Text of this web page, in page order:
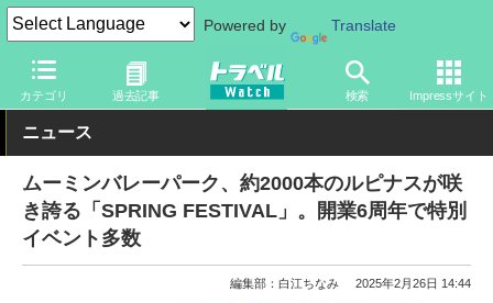
Powered by Translate
カテゴリ 過去記事 検索 Impressサイト
トラベル Watch 旅の情報 観光地 テーマパーク
ニュース
ムーミンバレーパーク、約2000本のルピナスが咲
き誇る「SPRING FESTIVAL」。開業6周年で特別
イベント多数
編集部：白江ちなみ 2025年2月26日 14:44